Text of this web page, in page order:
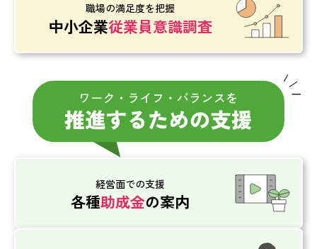
職場の満足度を把握
中小企業従業員意識調査
経営面での支援
各種助成金の案内